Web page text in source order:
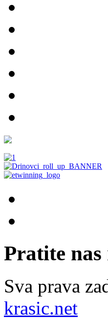
Pratite
Sva prava
krasic.net